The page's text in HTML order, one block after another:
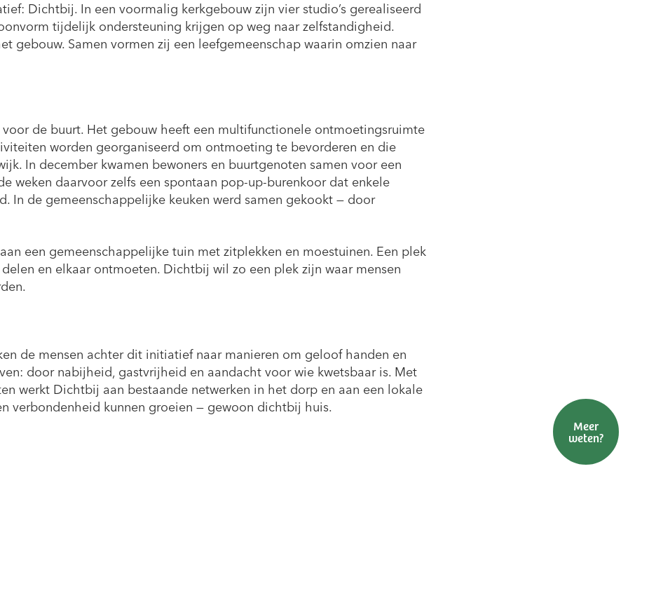
Dichtbij. In een voormalig kerkgebouw zijn vier studio’s gerealiseerd
tijdelijk ondersteuning krijgen op weg naar zelfstandigheid.
gebouw. Samen vormen zij een leefgemeenschap waarin omzien naar
de buurt. Het gebouw heeft een multifunctionele ontmoetingsruimte
worden georganiseerd om ontmoeting te bevorderen en die
In december kwamen bewoners en buurtgenoten samen voor een
weken daarvoor zelfs een spontaan pop-up-burenkoor dat enkele
In de gemeenschappelijke keuken werd samen gekookt — door
een gemeenschappelijke tuin met zitplekken en moestuinen. Een plek
en elkaar ontmoeten. Dichtbij wil zo een plek zijn waar mensen
de mensen achter dit initiatief naar manieren om geloof handen en
door nabijheid, gastvrijheid en aandacht voor wie kwetsbaar is. Met
werkt Dichtbij aan bestaande netwerken in het dorp en aan een lokale
verbondenheid kunnen groeien — gewoon dichtbij huis.
Meer
weten?
Steunen
Pacht &
grond
Brochure(s)
aanvragen